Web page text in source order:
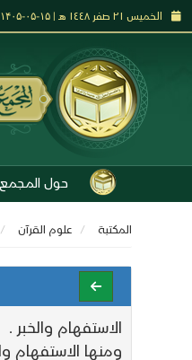
الخميس ٢١ صفر ١٤٤٨ هـ | ۱۵-۰۵-۱۴۰۵ | 06-08-2026
حول المجمع
المكتبة علوم القرآن
الاستفهام والخبر .